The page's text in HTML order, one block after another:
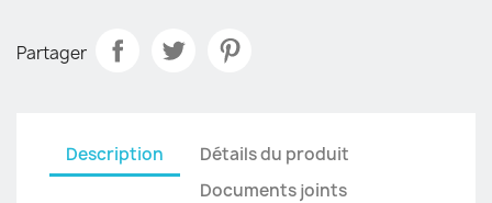
Partager
Description
Détails du produit
Documents joints